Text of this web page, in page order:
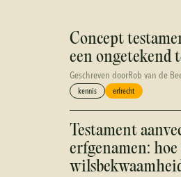
Concept
een ongetekend
Geschreven doorRob van de
kennis erfrecht
Testament
erfgenamen: